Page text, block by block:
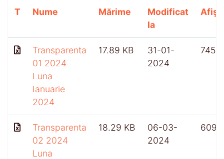
T Nume Mărime
Modificat
la
Transparenta
01 2024
Luna
Ianuarie
2024
17.89 KB
31-01-
2024
745
Transparenta
02 2024
Luna
18.29 KB
06-03-
2024
609